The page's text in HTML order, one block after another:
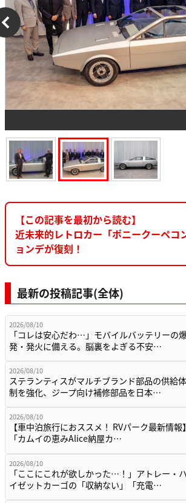
【この記事を最初から読む】
近未来的レトロカー「ポニークーペコ
ョンデが復刻！
最新の投稿記事(全体)
2026/08/10
「コレは安心だわ…」モバイルバッテリーの
発・発火に備える。脳裏をよぎる不安…
2026/08/10
ステランティスがマルチブランド部品の供給体
制を強化、ジープ向け補修部品を日本…
2026/08/10
【車中泊旅行におススメ！ RVパーク最新情報】
「カムイの恵みAlice納屋カ…
2026/08/10
「ここにこれが欲しかった…！」アトレー・ハ
イゼットカーゴの「収納ない」「充電…